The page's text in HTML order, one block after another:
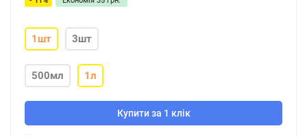
1шт 3шт
500мл 1л
Купити за 1 клік